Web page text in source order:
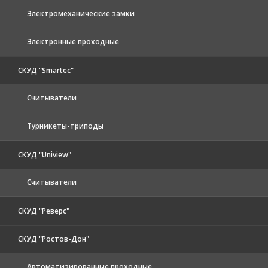
Электромеханические замки
Электронные проходные
СКУД "Smartec"
Считыватели
Турникеты-триподы
СКУД "Uniview"
Считыватели
СКУД "Реверс"
СКУД "Ростов-Дон"